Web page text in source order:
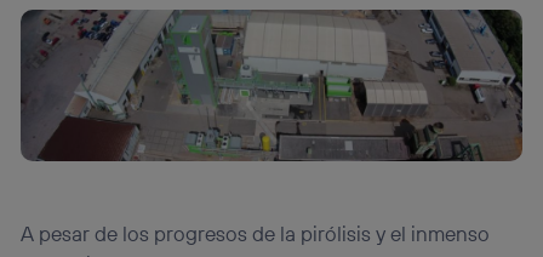
A pesar de los progresos de la pirólisis y el inmenso